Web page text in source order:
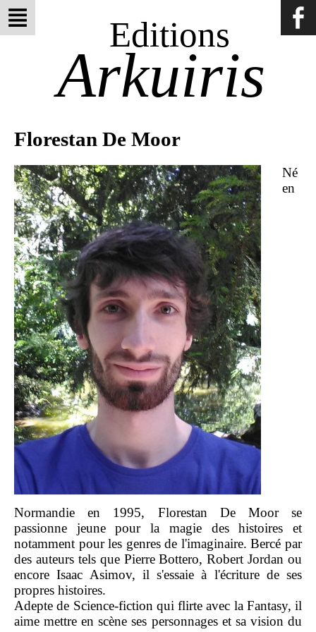
Editions
Arkuiris
Florestan De Moor
Né
en
Normandie en 1995, Florestan De Moor se
passionne jeune pour la magie des histoires et
notamment pour les genres de l'imaginaire. Bercé par
des auteurs tels que Pierre Bottero, Robert Jordan ou
encore Isaac Asimov, il s'essaie à l'écriture de ses
propres histoires.
Adepte de Science-fiction qui flirte avec la Fantasy, il
aime mettre en scène ses personnages et sa vision du